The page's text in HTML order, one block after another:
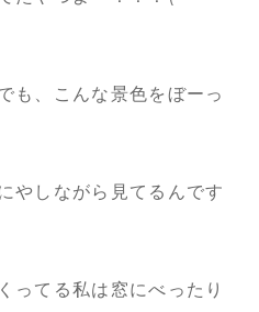
も、こんな景色をぼーっ
やしながら見てるんです
ってる私は窓にべったり